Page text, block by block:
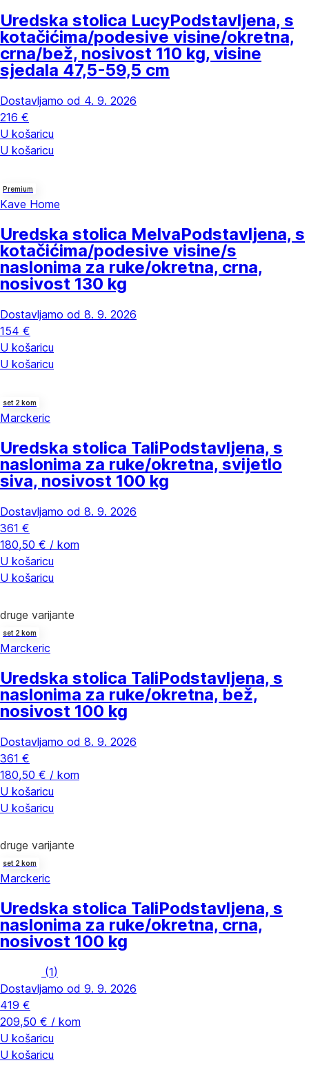
Uredska stolica LucyPodstavljena, s
kotačićima/podesive visine/okretna,
crna/bež, nosivost 110 kg, visine
sjedala 47,5-59,5 cm
Dostavljamo od 4. 9. 2026
216 €
U košaricu
U košaricu
Premium
Kave Home
Uredska stolica MelvaPodstavljena, s
kotačićima/podesive visine/s
naslonima za ruke/okretna, crna,
nosivost 130 kg
Dostavljamo od 8. 9. 2026
154 €
U košaricu
U košaricu
set 2 kom
Marckeric
Uredska stolica TaliPodstavljena, s
naslonima za ruke/okretna, svijetlo
siva, nosivost 100 kg
Dostavljamo od 8. 9. 2026
361 €
180,50 € / kom
U košaricu
U košaricu
druge varijante
set 2 kom
Marckeric
Uredska stolica TaliPodstavljena, s
naslonima za ruke/okretna, bež,
nosivost 100 kg
Dostavljamo od 8. 9. 2026
361 €
180,50 € / kom
U košaricu
U košaricu
druge varijante
set 2 kom
Marckeric
Uredska stolica TaliPodstavljena, s
naslonima za ruke/okretna, crna,
nosivost 100 kg
(1)
Dostavljamo od 9. 9. 2026
419 €
209,50 € / kom
U košaricu
U košaricu